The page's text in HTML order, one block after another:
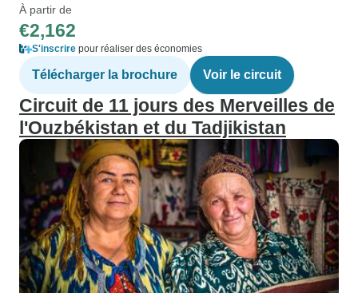
À partir de
€2,162
S'inscrire pour réaliser des économies
Télécharger la brochure Voir le circuit
Circuit de 11 jours des Merveilles de
l'Ouzbékistan et du Tadjikistan